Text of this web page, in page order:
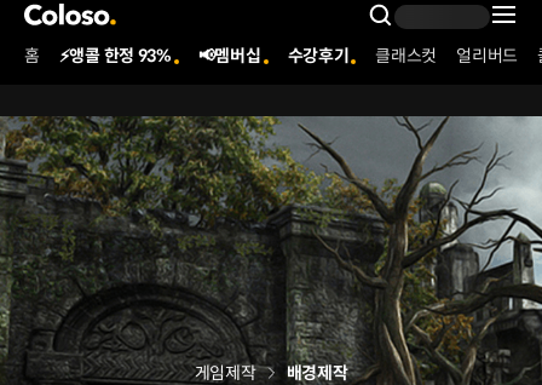
콜로소
Search
Coloso Menu
홈 ⚡앵콜 한정 93% 📢멤버십 수강후기 클래스컷 얼리버드
게임제작 배경제작